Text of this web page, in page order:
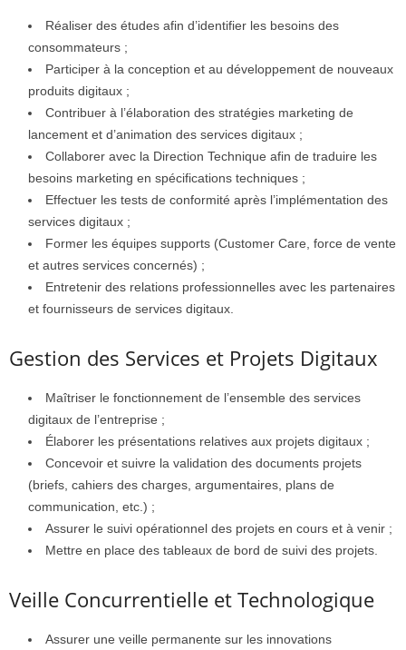
Réaliser des études afin d’identifier les besoins des
consommateurs ;
Participer à la conception et au développement de nouveaux
produits digitaux ;
Contribuer à l’élaboration des stratégies marketing de
lancement et d’animation des services digitaux ;
Collaborer avec la Direction Technique afin de traduire les
besoins marketing en spécifications techniques ;
Effectuer les tests de conformité après l’implémentation des
services digitaux ;
Former les équipes supports (Customer Care, force de vente
et autres services concernés) ;
Entretenir des relations professionnelles avec les partenaires
et fournisseurs de services digitaux.
Gestion des Services et Projets Digitaux
Maîtriser le fonctionnement de l’ensemble des services
digitaux de l’entreprise ;
Élaborer les présentations relatives aux projets digitaux ;
Concevoir et suivre la validation des documents projets
(briefs, cahiers des charges, argumentaires, plans de
communication, etc.) ;
Assurer le suivi opérationnel des projets en cours et à venir ;
Mettre en place des tableaux de bord de suivi des projets.
Veille Concurrentielle et Technologique
Assurer une veille permanente sur les innovations